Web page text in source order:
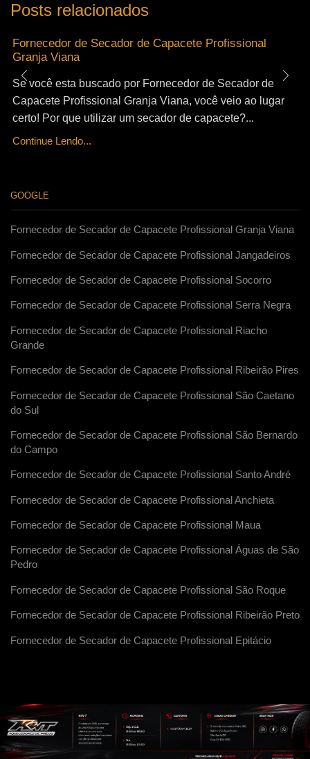
Posts relacionados
Fornecedor de Secador de Capacete Profissional
Granja Viana
Se você esta buscado por Fornecedor de Secador de
Capacete Profissional Granja Viana, você veio ao lugar
certo! Por que utilizar um secador de capacete?...
Continue Lendo...
GOOGLE
Fornecedor de Secador de Capacete Profissional Granja Viana
Fornecedor de Secador de Capacete Profissional Jangadeiros
Fornecedor de Secador de Capacete Profissional Socorro
Fornecedor de Secador de Capacete Profissional Serra Negra
Fornecedor de Secador de Capacete Profissional Riacho
Grande
Fornecedor de Secador de Capacete Profissional Ribeirão Pires
Fornecedor de Secador de Capacete Profissional São Caetano
do Sul
Fornecedor de Secador de Capacete Profissional São Bernardo
do Campo
Fornecedor de Secador de Capacete Profissional Santo André
Fornecedor de Secador de Capacete Profissional Anchieta
Fornecedor de Secador de Capacete Profissional Maua
Fornecedor de Secador de Capacete Profissional Águas de São
Pedro
Fornecedor de Secador de Capacete Profissional São Roque
Fornecedor de Secador de Capacete Profissional Ribeirão Preto
Fornecedor de Secador de Capacete Profissional Epitácio